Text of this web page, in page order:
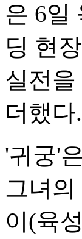
은 6일
딩 현
실전
더했다.
'귀궁'
그녀
이(육